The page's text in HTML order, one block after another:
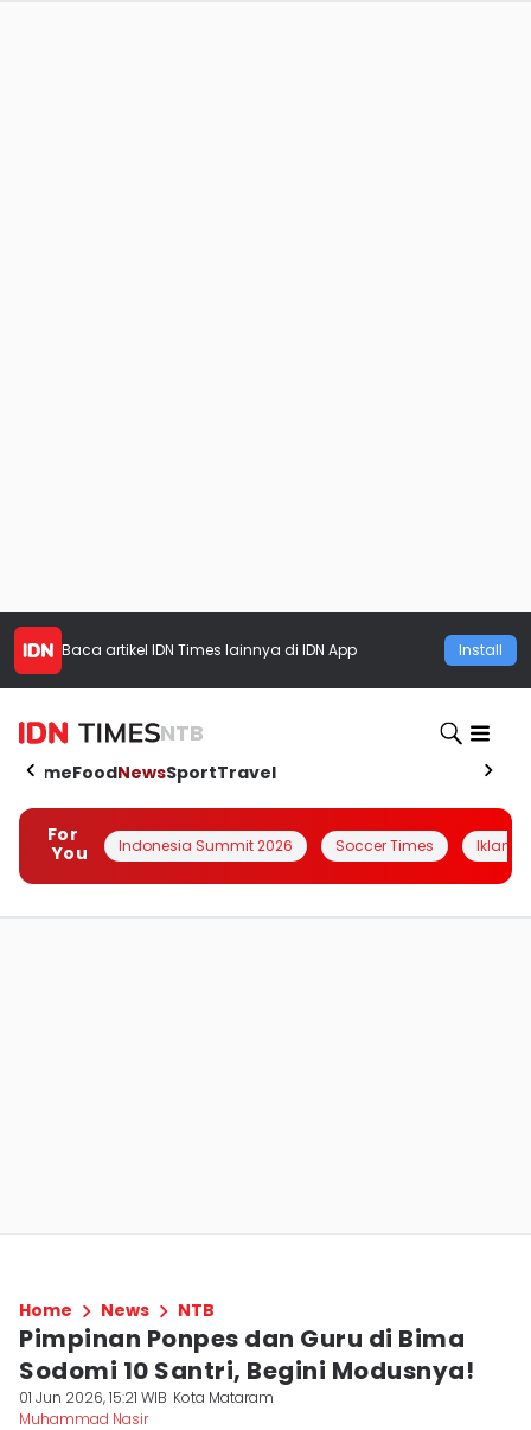
Baca artikel IDN Times lainnya di IDN App Install
NTB
HomeFoodNewsSportTravel
For
You
Indonesia Summit 2026 Soccer Times Iklanin
Home News NTB
Pimpinan Ponpes dan Guru di Bima
Sodomi 10 Santri, Begini Modusnya!
01 Jun 2026, 15:21 WIB Kota Mataram
Muhammad Nasir